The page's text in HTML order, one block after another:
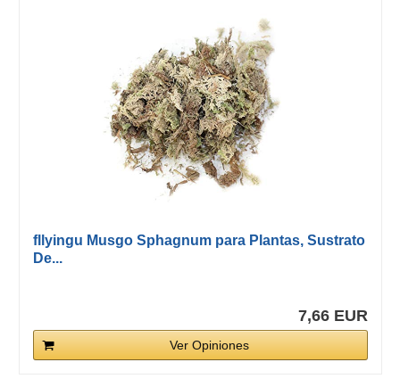
fllyingu Musgo Sphagnum para Plantas, Sustrato
De...
7,66 EUR
Ver Opiniones